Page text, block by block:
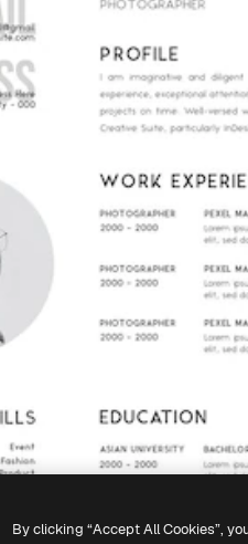
By clicking “Accept All Cookies”,